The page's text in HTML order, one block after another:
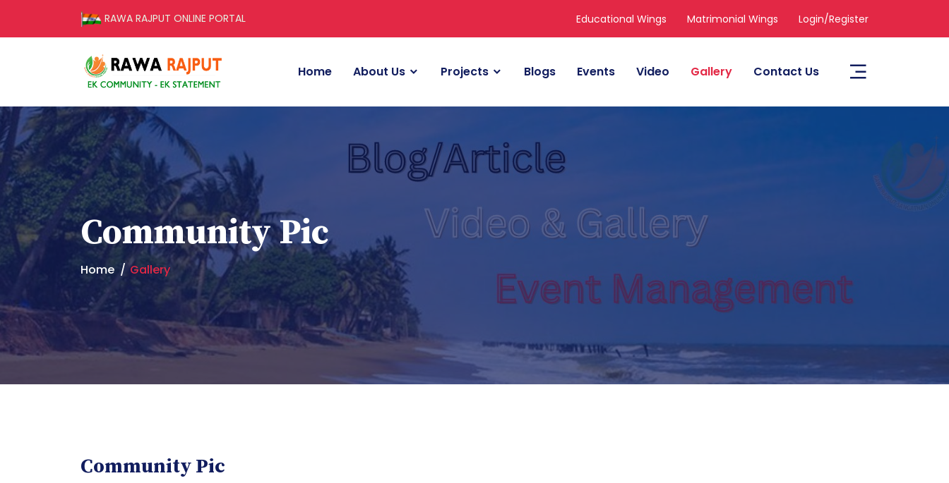
RAWA RAJPUT ONLINE PORTAL Educational Wings Matrimonial Wings Login/Register
Home About Us Projects Blogs Events Video Gallery Contact Us
Community Pic
Home Gallery
Community Pic